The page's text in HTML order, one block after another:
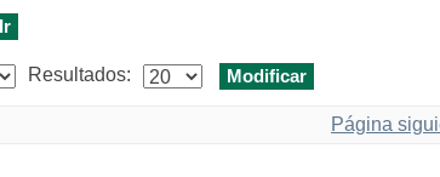
Resultados:
Página